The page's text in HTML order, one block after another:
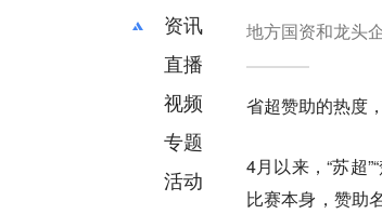
资讯
推荐
财经
项目推荐
安徽
直播
视频
专题
活动
地方国资和龙头
省超赞助的热度
4月以来，“苏超
比赛本身，赞助